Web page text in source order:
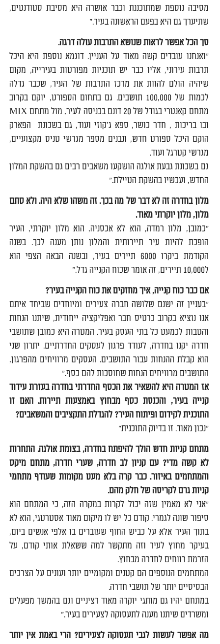
מסיבה נוספת שמתוכננת וכבר אושרה היא מסיבת סטודנטים,
שתיערך גם היא בפעם הראשונה בעיר."
סך הכל אפשר לראות שנושא התרבות עולה דרגה.
"ואנחנו עובדים קשה מאוד על העניין. דוגמא נוספת היא היכל
תרבות עירוני, אליו כבר יש תוכניות מפורטות בעירייה, מקום
שיהיה הולם להוות את מרכז התרבות של העיר, שכבר גדלה
לכמות של 100,000 תושבים. גם בתחום הספורט, יוקם בקרוב
מתחם קאנטרי בגודל של 20 דונם בכניסה לעיר, מול מתחם MIX
ובו בריכות , חדר כושר, ספא ג'קוזי ועוד, גם בשכונת הפארק
הוקם היכל ספורט חדש, ונבנים מספר מגרשי טניס מקצועיים,
מגרשי קטרגל ועוד.
גם בשכונת גבעת אולגה הושקעו משאבים רבים גם בהשקת המלון
החדש, ועכשיו בהשקת הטיילת."
מלון בחדרה זה לא דבר של מה בכך. זה משהו שלא היה. ולא סתם
מלון, מלון יוקרתי מאוד.
"כמובן, מלון רמדה, הוא לא אכסניה, הוא מלון יוקרתי, העיר
הופכת להיות עיר תיירותית והמלון נותן מענה לכך. בשנה
הקודמת ביקרו 6000 תיירים בעיר, ובשנה הבאה הצפי הוא
ל10,000 תיירים, זה אומר שכוח הקנייה גדל."
אם כבר כוח קנייה, איך מחזקים את כוח הקנייה בעיר?
"בעניין זה ישנם שלושה חברה צעירים ומיוחדים שביחד איתם
אנו נוציא בקרוב כרטיס חבר ואפליקציה ייחודית, שיתנו הנחות
והטבות לכמעט כל בתי העסק בעיר. המטרה היא כמובן שתושבי
חדרה יקנו בחדרה, לעודד פרגון לעסקים החדרתיים. יתרון שני
הוא קבלת ההנחות עבור התושבים. העסקים מרוויחים מהפרגון,
התושבים מרוויחים הנחות שחוסכות להם כסף."
אז המטרה היא להשאיר את הכסף החדרתי בחדרה בעזרת עידוד
קנייה בעיר, והכנסת כסף מבחוץ באמצעות תיירות. האם זו
התוכנית לקידום ופיתוח העיר? להגדלת התקציבים והמשאבים?
"נכון מאוד. זו בדיוק התוכנית"
מתחם קניות חדש הולך להיפתח בחדרה, בצומת אולגה. התחרות
לא קשה מדי? עם קניון לב חדרה, שערי חדרה, מתחם מיקס
והמתחמים באיזור. כבר קרה בלא מעט מקומות שעודף מתחמי
קניות גרם לקריסה של חלק מהם.
"אני לא מאמין שזה יכול לקרות במקרה הזה, כי המתחם הוא
סיפור שונה לגמרי. קודם כל יש לו מיקום מאוד אסטרטגי, הוא לא
בתוך העיר אלא על כביש החוף שעוברים בו אלפי אנשים ביום,
בעיקר מחוץ לעיר וזה מתקשר למה ששאלת אותי קודם, על
הזרמת רווחים לחדרה מבחוץ.
המתחמים הנוספים הם קטנים ומקומיים יותר ועונים על הצרכים
הבסיסיים יותר של תושבי חדרה.
במתחם יהיו גם מותגי יוקרה מאוד רציניים וגם בהמשך מפעלים
ומשרדים שיתנו מענה לתעסוקה לצעירים בעיר."
מה אפשר לעשות לגבי תעסוקה לצעירים? הרי באמת אין יותר